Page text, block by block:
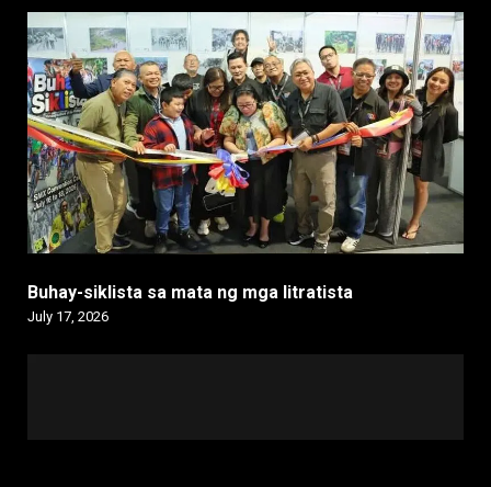
Buhay-siklista sa mata ng mga litratista
July 17, 2026